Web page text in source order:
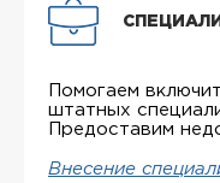
Помогаем
штатных
Предоставим
Внесение